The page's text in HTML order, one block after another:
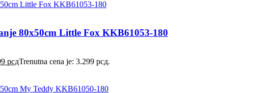
80х50cm Little Fox KKB61053-180
рсдTrenutna cena je: 3.299 рсд.